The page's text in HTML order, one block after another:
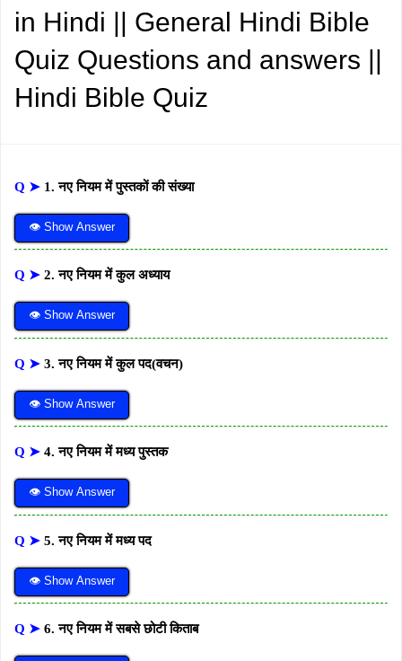
in Hindi || General Hindi Bible
Quiz Questions and answers ||
Hindi Bible Quiz
Q ➤ 1. नए नियम में पुस्तकों की संख्या
👁 Show Answer
Q ➤ 2. नए नियम में कुल अध्याय
👁 Show Answer
Q ➤ 3. नए नियम में कुल पद(वचन)
👁 Show Answer
Q ➤ 4. नए नियम में मध्य पुस्तक
👁 Show Answer
Q ➤ 5. नए नियम में मध्य पद
👁 Show Answer
Q ➤ 6. नए नियम में सबसे छोटी किताब